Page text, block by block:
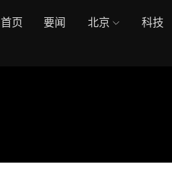
首页 要闻 北京 科技